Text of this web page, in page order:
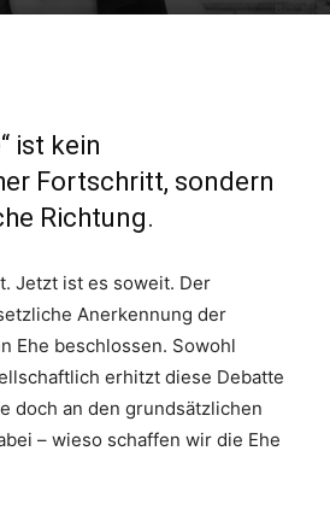
ist kein
Fortschritt, sondern
Richtung.
Jetzt ist es soweit. Der
Anerkennung der
Ehe beschlossen. Sowohl
erhitzt diese Debatte
doch an den grundsätzlichen
– wieso schaffen wir die Ehe